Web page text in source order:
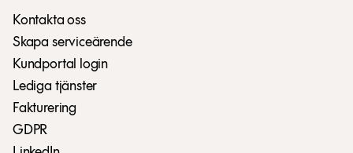
Kontakta oss
Skapa serviceärende
Kundportal login
Lediga tjänster
Fakturering
GDPR